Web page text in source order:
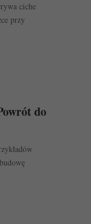
ciche
przy
do